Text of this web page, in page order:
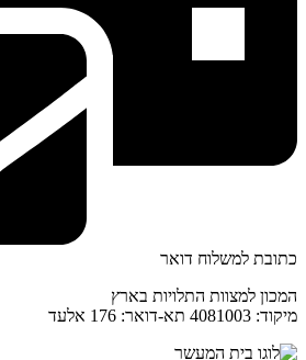
כתובת למשלוח דואר
המכון למצוות התלויות בארץ
מיקוד: 4081003 תא-דואר: 176 אלעד